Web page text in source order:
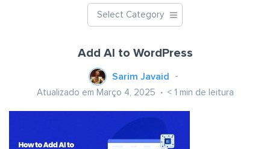
Select Category
Add AI to WordPress
Sarim Javaid
Atualizado em Março 4, 2025 < 1 min de leitura